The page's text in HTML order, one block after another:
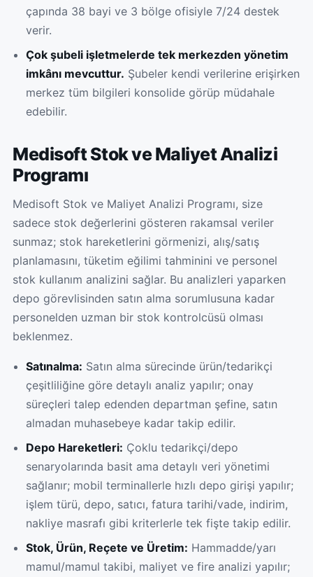
çapında 38 bayi ve 3 bölge ofisiyle 7/24 destek
verir.
Çok şubeli işletmelerde tek merkezden yönetim
imkânı mevcuttur. Şubeler kendi verilerine erişirken
merkez tüm bilgileri konsolide görüp müdahale
edebilir.
Medisoft Stok ve Maliyet Analizi
Programı
Medisoft Stok ve Maliyet Analizi Programı, size
sadece stok değerlerini gösteren rakamsal veriler
sunmaz; stok hareketlerini görmenizi, alış/satış
planlamasını, tüketim eğilimi tahminini ve personel
stok kullanım analizini sağlar. Bu analizleri yaparken
depo görevlisinden satın alma sorumlusuna kadar
personelden uzman bir stok kontrolcüsü olması
beklenmez.
Satınalma: Satın alma sürecinde ürün/tedarikçi
çeşitliliğine göre detaylı analiz yapılır; onay
süreçleri talep edenden departman şefine, satın
almadan muhasebeye kadar takip edilir.
Depo Hareketleri: Çoklu tedarikçi/depo
senaryolarında basit ama detaylı veri yönetimi
sağlanır; mobil terminallerle hızlı depo girişi yapılır;
işlem türü, depo, satıcı, fatura tarihi/vade, indirim,
nakliye masrafı gibi kriterlerle tek fişte takip edilir.
Stok, Ürün, Reçete ve Üretim: Hammadde/yarı
mamul/mamul takibi, maliyet ve fire analizi yapılır;